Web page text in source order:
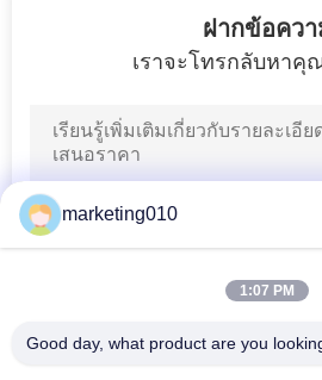
แนวนอนเจาะ
ฝากข้อควา
เราจะโทรกลับหาคุ
marketing010
1:07 PM
Good day, what product are you